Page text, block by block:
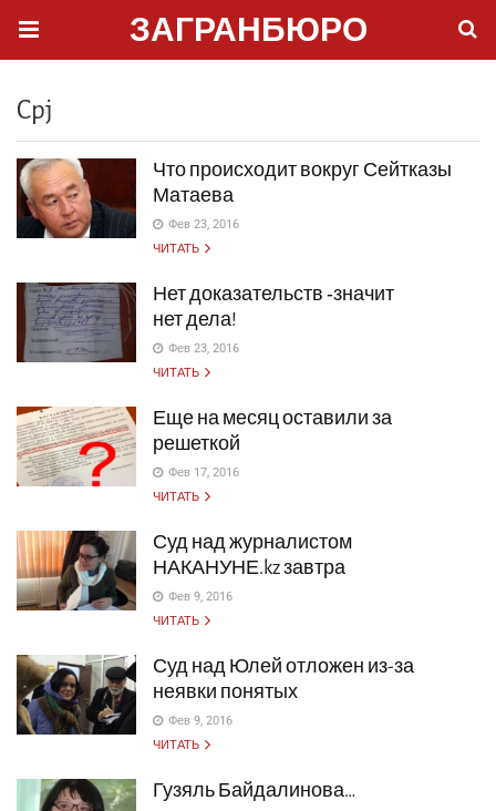
ЗАГРАНБЮРО
Cpj
Что происходит вокруг Сейтказы
Матаева
Фев 23, 2016
ЧИТАТЬ
Нет доказательств ‑значит
нет дела!
Фев 23, 2016
ЧИТАТЬ
Еще на месяц оставили за
решеткой
Фев 17, 2016
ЧИТАТЬ
Суд над журналистом
НАКАНУНЕ.kz завтра
Фев 9, 2016
ЧИТАТЬ
Суд над Юлей отложен из-за
неявки понятых
Фев 9, 2016
ЧИТАТЬ
Гузяль Байдалинова…